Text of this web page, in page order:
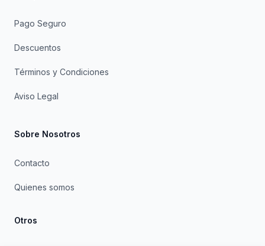
Pago Seguro
Descuentos
Términos y Condiciones
Aviso Legal
Sobre Nosotros
Contacto
Quienes somos
Otros